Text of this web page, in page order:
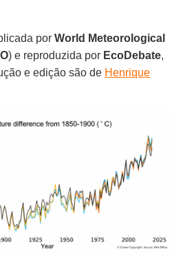
porWorld Meteorological
) e reproduzida por EcoDebate,
e edição são de Henrique